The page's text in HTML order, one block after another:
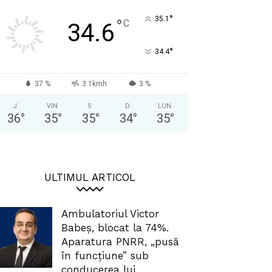
34.6°C 35.1 °
34.4°
37 % 3.1kmh 3 %
J
36°
VIN
35°
S
35°
D
34°
LUN
35°
ULTIMUL ARTICOL
Ambulatoriul Victor
Babeș, blocat la 74%.
Aparatura PNRR, „pusă
în funcțiune” sub
conducerea lui...